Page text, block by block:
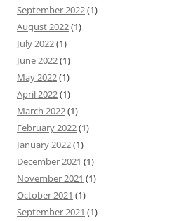
September 2022(1)
August 2022(1)
July 2022(1)
June 2022(1)
May 2022(1)
April 2022(1)
March 2022(1)
February 2022(1)
January 2022(1)
December 2021 (1)
November 2021 (1)
October 2021 (1)
September 2021 (1)